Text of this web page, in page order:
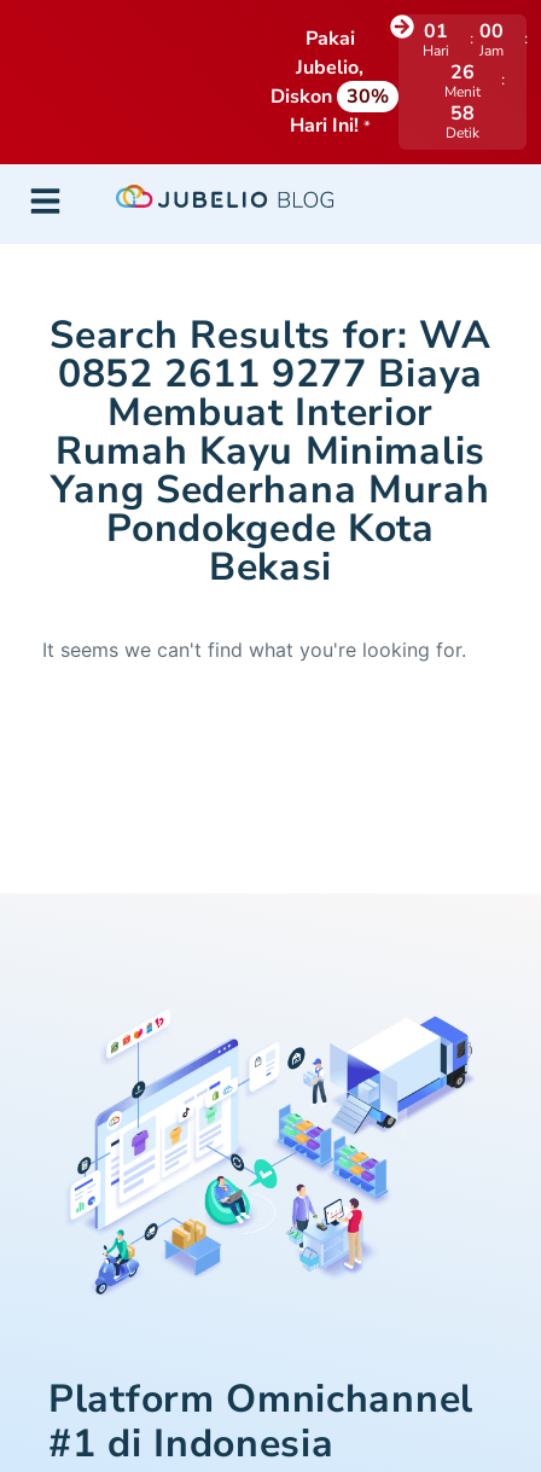
Pakai
Jubelio,
Diskon 30%
Hari Ini! *
01
Hari
00
Jam
26
Menit
57
Detik
Search Results for: WA
0852 2611 9277 Biaya
Membuat Interior
Rumah Kayu Minimalis
Yang Sederhana Murah
Pondokgede Kota
Bekasi
It seems we can't find what you're looking for.
Platform Omnichannel
#1 di Indonesia